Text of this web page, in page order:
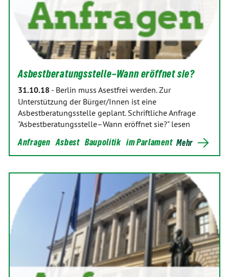
Asbestberatungsstelle–Wann eröffnet sie?
31.10.18 - Berlin muss Asestfrei werden. Zur
Unterstützung der Bürger/Innen ist eine
Asbestberatungsstelle geplant. Schriftliche Anfrage
"Asbestberatungsstelle–Wann eröffnet sie?" lesen
Anfragen Asbest Baupolitik im Parlament Mehr